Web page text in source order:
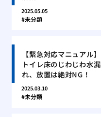
2025.05.05
未分類
【緊急対応マニュアル】
トイレ床のじわじわ水漏
れ、放置は絶対NG！
2025.03.10
未分類